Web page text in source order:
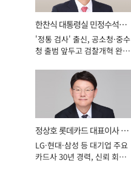
한찬식 대통령실 민정수석비
서관
'정통 검사' 출신, 공소청·중수
청 출범 앞두고 검찰개혁 완수
정상호 롯데카드 대표이사 사
장
LG·현대·삼성 등 대기업 주요
카드사 30년 경력, 신뢰 회복